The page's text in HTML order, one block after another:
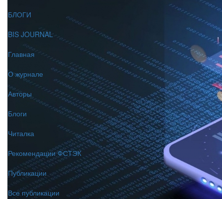
БЛОГИ
BIS JOURNAL
Главная
О журнале
Авторы
Блоги
Читалка
Рекомендации ФСТЭК
Публикации
Все публикации